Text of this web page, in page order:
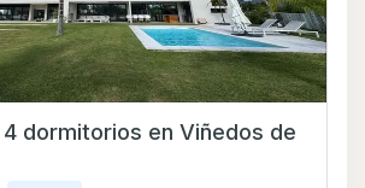
dormitorios en Viñedos de